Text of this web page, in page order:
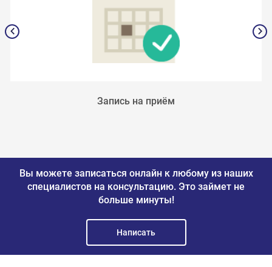
Запись на приём
Вы можете записаться онлайн к любому из наших
специалистов на консультацию. Это займет не
больше минуты!
Написать